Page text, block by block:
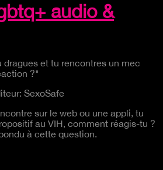
audio &
dragues et tu rencontres un mec
?"
SexoSafe
sur le web ou une appli, tu
au VIH, comment réagis-tu ?
à cette question.